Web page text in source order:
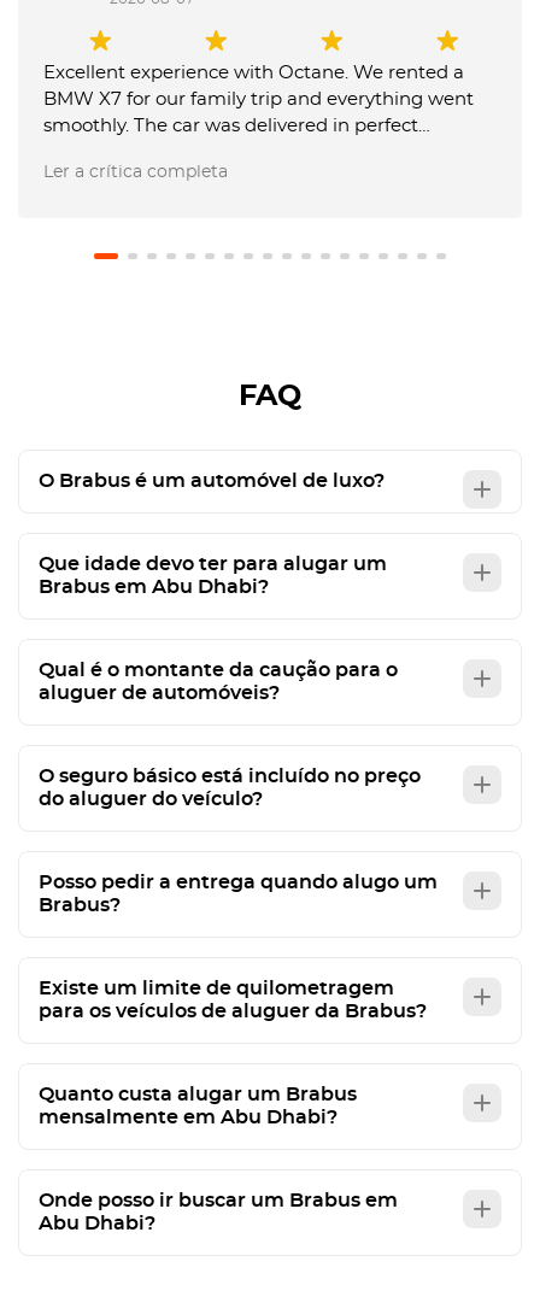
Excellent experience with Octane. We rented a
BMW X7 for our family trip and everything went
smoothly. The car was delivered in perfect
professional, and the team was very flexible with
in full. We will definitely use Octane again and
Ler a crítica completa
FAQ
O Brabus é um automóvel de luxo?
Que idade devo ter para alugar um
Brabus em Abu Dhabi?
Qual é o montante da caução para o
aluguer de automóveis?
O seguro básico está incluído no preço
do aluguer do veículo?
Posso pedir a entrega quando alugo um
Brabus?
Existe um limite de quilometragem
para os veículos de aluguer da Brabus?
Quanto custa alugar um Brabus
mensalmente em Abu Dhabi?
Onde posso ir buscar um Brabus em
Abu Dhabi?